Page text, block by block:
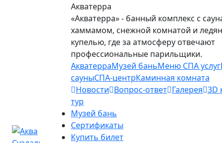
Акватерра
«Акватерра» - банный комплекс с
хаммамом, снежной комнатой и
купелью, где за атмосферу отвечают
профессиональные парильщики.
АкватерраМузей баньМеню СПА услуг
сауныСПА-центрКаминная комната
Новости Вопрос-ответ Галерея 3D
тур
Музей бань
Сертификаты
Купить билет